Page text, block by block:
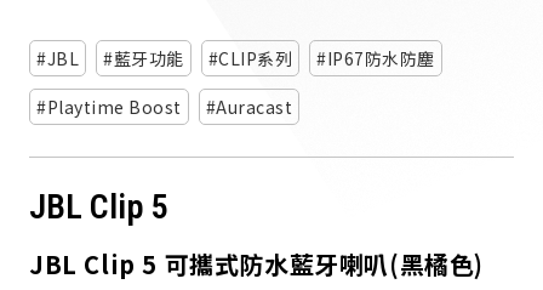
JBL 藍牙功能 CLIP系列
IP67防水防塵
Playtime Boost
Auracast
JBL Clip 5
JBL Clip 5 可攜式防水藍牙喇叭(黑橘色)